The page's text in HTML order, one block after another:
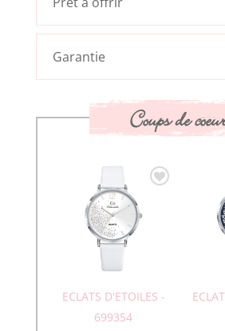
Garantie
Coups de
ECLATS D'ETOILES -
699354